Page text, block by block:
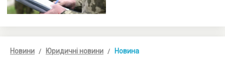
Новини Юридичні новини Новина